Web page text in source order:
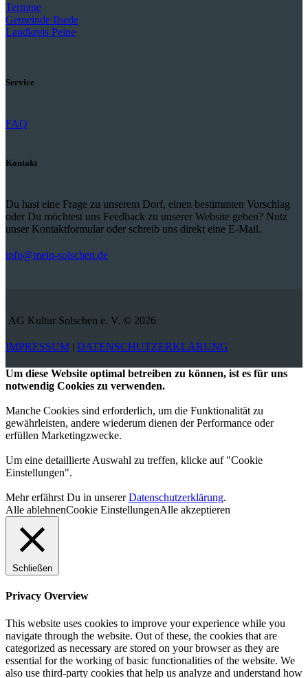
Termine
Gemeinde Ilsede
Landkreis Peine
Service
FAQ
Kontakt
Du hast eine Frage zu unserem Dorf, einen bestimmten Vorschlag
oder Du möchtest uns Feedback zu unserer Website geben? Nutz
unser Kontaktformular oder schreib uns direkt eine E-Mail.
info@mein-solschen.de
AG Kultur Solschen e. V. © 2026
IMPRESSUM | DATENSCHUTZERKLÄRUNG
Um diese Website optimal betreiben zu können, ist es für uns
notwendig Cookies zu verwenden.
Manche Cookies sind erforderlich, um die Funktionalität zu
gewährleisten, andere wiederum dienen der Performance oder
erfüllen Marketingzwecke.
Um eine detaillierte Auswahl zu treffen, klicke auf "Cookie
Einstellungen".
Mehr erfährst Du in unsererDatenschutzerklärung.
Alle ablehnenCookie EinstellungenAlle akzeptieren
Schließen
Privacy Overview
This website uses cookies to improve your experience while you
navigate through the website. Out of these, the cookies that are
categorized as necessary are stored on your browser as they are
essential for the working of basic functionalities of the website. We
also use third-party cookies that help us analyze and understand how